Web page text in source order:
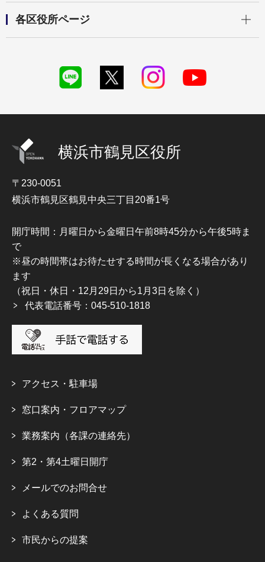
各区役所ページ
横浜市鶴見区役所
〒230-0051
横浜市鶴見区鶴見中央三丁目20番1号
開庁時間：月曜日から金曜日午前8時45分から午後5時ま
で
※昼の時間帯はお待たせする時間が長くなる場合があり
ます
（祝日・休日・12月29日から1月3日を除く）
代表電話番号：045-510-1818
アクセス・駐車場
窓口案内・フロアマップ
業務案内（各課の連絡先）
第2・第4土曜日開庁
メールでのお問合せ
よくある質問
市民からの提案